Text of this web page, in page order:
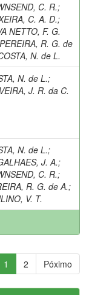
C. R.;
C. A. D.;
NETTO, F. G.
PEREIRA, R. G. de
N. de L.
N. de L.;
J. R. da C.
N. de L.;
J. A.;
C. R.;
R. G. de A.;
V. T.
1 2 Póximo